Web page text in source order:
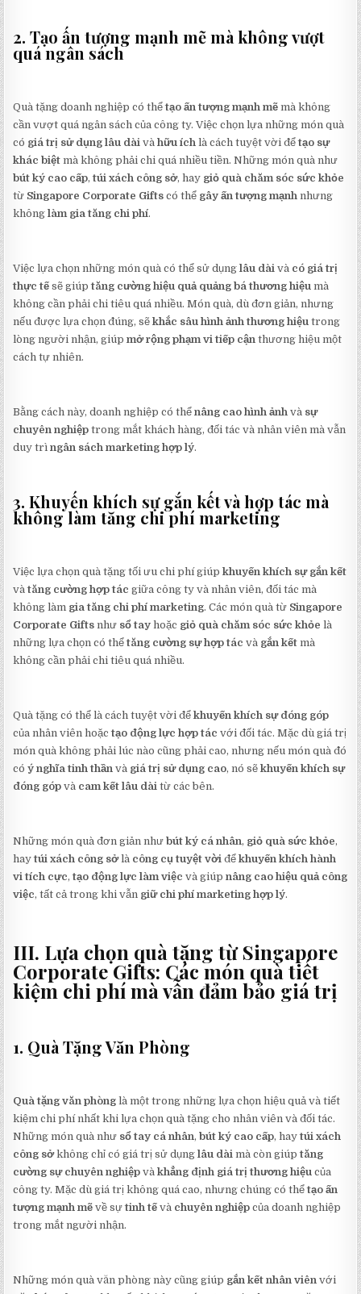
2. Tạo ấn tượng mạnh mẽ mà không vượt
quá ngân sách
Quà tặng doanh nghiệp có thểtạo ấn tượng mạnh mẽ mà không
cần vượt quá ngân sách của công ty. Việc chọn lựa những món quà
có giá trị sử dụng lâu dài vàhữu ích là cách tuyệt vời đểtạo sự
khác biệt mà không phải chi quá nhiều tiền. Những món quà như
bút ký cao cấp,túi xách công sở, hay giỏ quà chăm sóc sức khỏe
từ Singapore Corporate Gifts có thể gây ấn tượng mạnh nhưng
khônglàm gia tăng chi phí.
Việc lựa chọn những món quà có thể sử dụnglâu dài và có giá trị
thực tế sẽ giúptăng cường hiệu quả quảng bá thương hiệu mà
không cần phải chi tiêu quá nhiều. Món quà, dù đơn giản, nhưng
nếu được lựa chọn đúng, sẽkhắc sâu hình ảnh thương hiệu trong
lòng người nhận, giúpmở rộng phạm vi tiếp cận thương hiệu một
cách tự nhiên.
Bằng cách này, doanh nghiệp có thểnâng cao hình ảnh và sự
chuyên nghiệp trong mắt khách hàng, đối tác và nhân viên mà vẫn
duy trìngân sách marketing hợp lý.
3. Khuyến khích sự gắn kết và hợp tác mà
không làm tăng chi phí marketing
Việc lựa chọn quà tặng tối ưu chi phí giúpkhuyến khích sự gắn kết
vàtăng cường hợp tác giữa công ty và nhân viên, đối tác mà
không làm gia tăng chi phí marketing. Các món quà từ Singapore
Corporate Gifts như sổ tay hoặc giỏ quà chăm sóc sức khỏe là
những lựa chọn có thểtăng cường sự hợp tác và gắn kết mà
không cần phải chi tiêu quá nhiều.
Quà tặng có thể là cách tuyệt vời đểkhuyến khích sự đóng góp
của nhân viên hoặctạo động lực hợp tác với đối tác. Mặc dù giá trị
món quà không phải lúc nào cũng phải cao, nhưng nếu món quà đó
cóý nghĩa tinh thần và giá trị sử dụng cao, nó sẽkhuyến khích sự
đóng góp và cam kết lâu dài từ các bên.
Những món quà đơn giản nhưbút ký cá nhân, giỏ quà sức khỏe,
haytúi xách công sởlà công cụ tuyệt vời đểkhuyến khích hành
vi tích cực,tạo động lực làm việc và giúpnâng cao hiệu quả công
việc, tất cả trong khi vẫn giữ chi phí marketing hợp lý.
III. Lựa chọn quà tặng từ Singapore
Corporate Gifts: Các món quà tiết
kiệm chi phí mà vẫn đảm bảo giá trị
1. Quà Tặng Văn Phòng
Quà tặng văn phòng là một trong những lựa chọn hiệu quả và tiết
kiệm chi phí nhất khi lựa chọn quà tặng cho nhân viên và đối tác.
Những món quà như sổ tay cá nhân,bút ký cao cấp, haytúi xách
công sởkhông chỉ có giá trị sử dụnglâu dài mà còn giúptăng
cường sự chuyên nghiệp vàkhẳng định giá trị thương hiệu của
công ty. Mặc dù giá trị không quá cao, nhưng chúng có thểtạo ấn
tượng mạnh mẽ về sựtinh tế và chuyên nghiệp của doanh nghiệp
trong mắt người nhận.
Những món quà văn phòng này cũng giúp gắn kết nhân viên với